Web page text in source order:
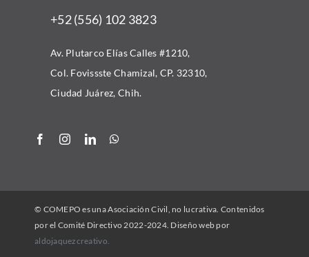
Recursos
Contacto
+52 (556) 102 3823
Av. Plutarco Elías Calles #1210,
Col. Fovissste Chamizal, CP. 32310,
Ciudad Juárez, Chih.
© COMEPO es una Asociación Civil, no lucrativa. Contenidos
por el Comité Directivo 2022-2024. Diseño web por
aldojaquezcreativo.